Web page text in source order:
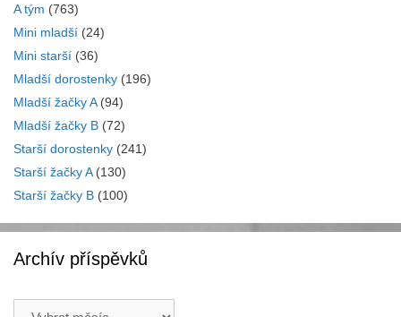
A tým (763)
Mini mladší (24)
Mini starší (36)
Mladší dorostenky (196)
Mladší žačky A(94)
Mladší žačky B (72)
Starší dorostenky (241)
Starší žačky A(130)
Starší žačky B (100)
Archív příspěvků